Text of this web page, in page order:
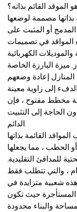
الموقد القائم بذاته؟
بذاتها مصممة لوضعها
أو المثبت على
المواقد في تصميمات
الكهربائية
ميزة البارزة الخاصة
إعادة وضعهم
إلى زاوية معينة
مخطط مفتوح ، فإن
الحاجة إلى التثبيت
الدائم.
القائمة بذاتها
الحطب ، مما يجعلها
للمدافئ التقليدية.
، والتي تتطلب فقط
هذه شعبية متزايدة في
المستأجرة حيث تكون